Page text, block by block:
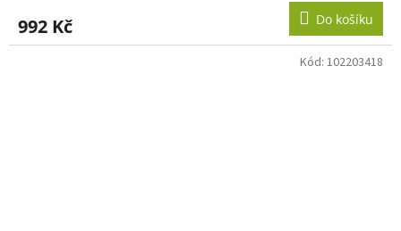
992 Kč Do košíku
Kód: 102203418